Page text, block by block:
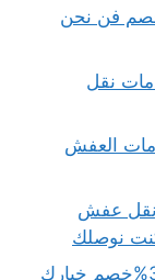
عفش جدة مرجان بـ30%خصم فن نحن
خدمات نقل
لخدمات العفش
عفش
سيارات نقل عفش بالمدينة المنورة بـ30%خصم خيارك